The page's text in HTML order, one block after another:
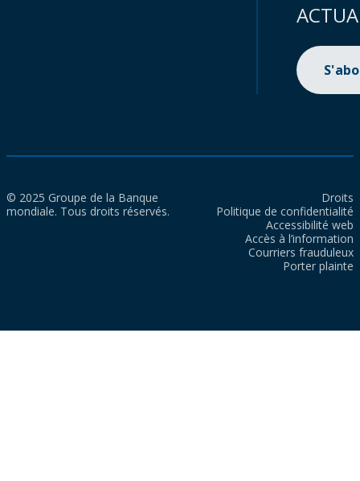
© 2025 Groupe de la Banque
mondiale. Tous droits réservés.
Droits
Politique de confidentialité
Accessibilité web
Accès à l’information
Courriers frauduleux
Porter plainte